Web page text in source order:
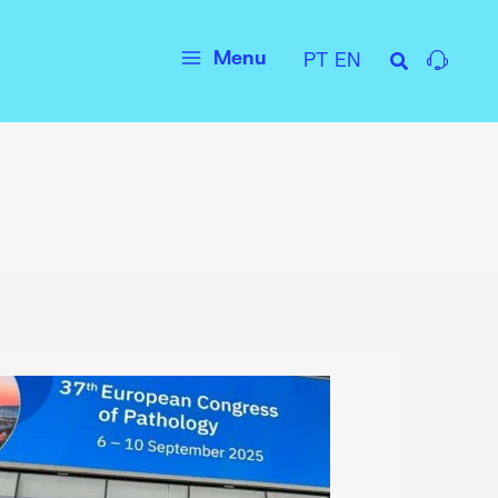
Menu
Menu PT EN